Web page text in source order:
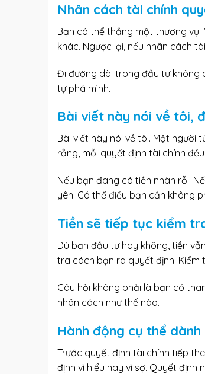
Nhân cách tài chính
Bạn có thể thắng một thương vụ.
khác. Ngược lại, nếu nhân cách
Đi đường dài trong đầu tư không
tự phá mình.
Bài viết này nói về tôi,
Bài viết này nói về tôi. Một người
rằng, mỗi quyết định tài chính
Nếu bạn đang có tiền nhàn rỗi.
yên. Có thể điều bạn cần không
Tiền sẽ tiếp tục kiểm
Dù bạn đầu tư hay không, tiền
tra cách bạn ra quyết định. Kiểm
Câu hỏi không phải là bạn có
nhân cách như thế nào.
Hành động cụ thể
Trước quyết định tài chính tiếp
định vì hiểu hay vì sợ. Quyết